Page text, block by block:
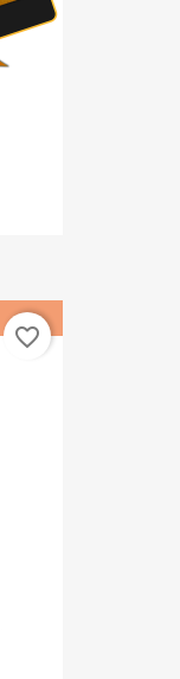
favorite_border